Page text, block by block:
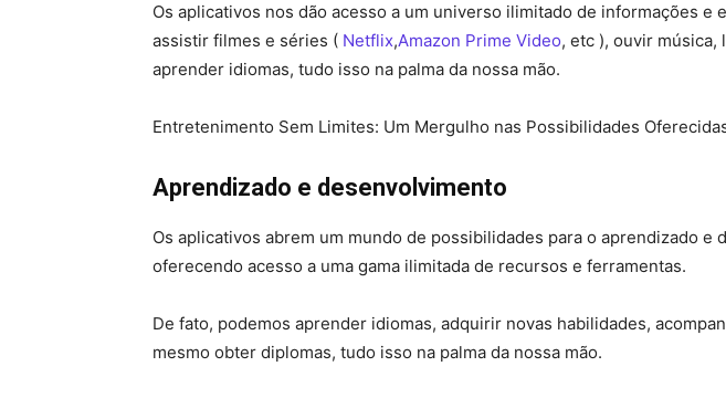
Os aplicativos nos dão acesso a um universo ilimitado de informações e
assistir filmes e séries ( Netflix,Amazon Prime Video, etc ), ouvir música,
aprender idiomas, tudo isso na palma da nossa mão.
Entretenimento Sem Limites: Um Mergulho nas Possibilidades
Aprendizado e desenvolvimento
Os aplicativos abrem um mundo de possibilidades para o aprendizado e
oferecendo acesso a uma gama ilimitada de recursos e ferramentas.
De fato, podemos aprender idiomas, adquirir novas habilidades,
mesmo obter diplomas, tudo isso na palma da nossa mão.